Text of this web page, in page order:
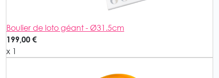
Boulier de loto géant - Ø31.5cm
199,00 €
x 1